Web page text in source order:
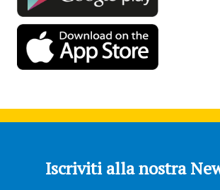
Iscriviti alla nostra